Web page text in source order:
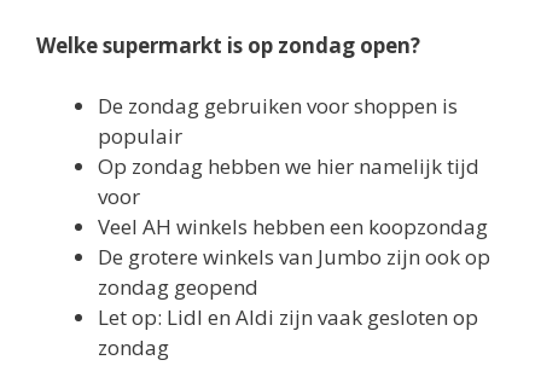
Welke supermarkt is op zondag open?
De zondag gebruiken voor shoppen is
populair
Op zondag hebben we hier namelijk tijd
voor
Veel AH winkels hebben een koopzondag
De grotere winkels van Jumbo zijn ook op
zondag geopend
Let op: Lidl en Aldi zijn vaak gesloten op
zondag